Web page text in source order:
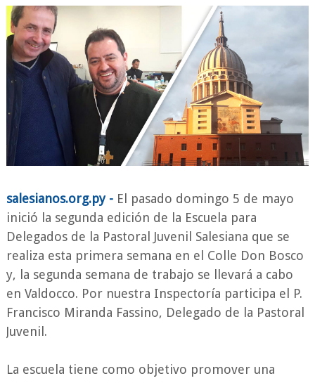
salesianos.org.py -El pasado domingo 5 de mayo
inició la segunda edición de la Escuela para
Delegados de la Pastoral Juvenil Salesiana que se
realiza esta primera semana en el Colle Don Bosco
y, la segunda semana de trabajo se llevará a cabo
en Valdocco. Por nuestra Inspectoría participa el P.
Francisco Miranda Fassino, Delegado de la Pastoral
Juvenil.
La escuela tiene como objetivo promover una